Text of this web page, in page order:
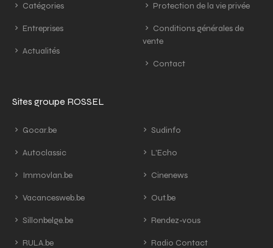
Catégories
Entreprises
Actualités
Protection de la vie privée
Conditions générales de
vente
Contact
Sites groupe ROSSEL
Gocar.be
Autoclassic
Immovlan.be
Vacancesweb.be
Sillonbelge.be
RULA.be
Sudinfo
L'Echo
Cinenews
Out.be
Rendez-vous
Radio Contact